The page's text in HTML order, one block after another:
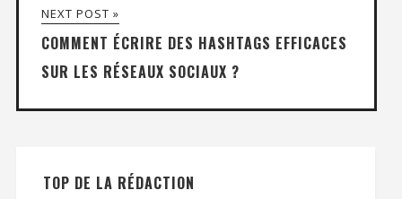
NEXT POST »
COMMENT ÉCRIRE DES HASHTAGS EFFICACES
SUR LES RÉSEAUX SOCIAUX ?
TOP DE LA RÉDACTION